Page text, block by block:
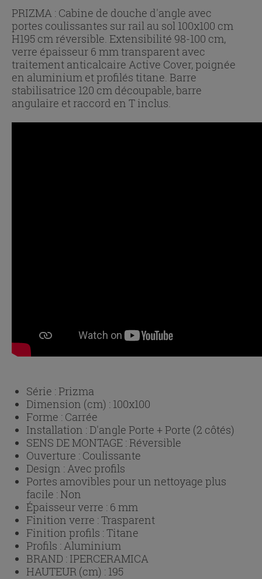
PRIZMA : Cabine de douche d'angle avec
portes coulissantes sur rail au sol 100x100 cm
H195 cm réversible. Extensibilité 98-100 cm,
verre épaisseur 6 mm transparent avec
traitement anticalcaire Active Cover, poignée
en aluminium et profilés titane. Barre
stabilisatrice 120 cm découpable, barre
angulaire et raccord en T inclus.
Série :Prizma
Dimension (cm) : 100x100
Forme : Carrée
Installation :D'angle Porte + Porte (2 côtés)
SENS DE MONTAGE :Réversible
Ouverture : Coulissante
Design : Avec profils
Portes amovibles pour un nettoyage plus
facile :Non
Épaisseur verre : 6 mm
Finition verre :Trasparent
Finition profils :Titane
Profils : Aluminium
BRAND : IPERCERAMICA
HAUTEUR (cm) : 195